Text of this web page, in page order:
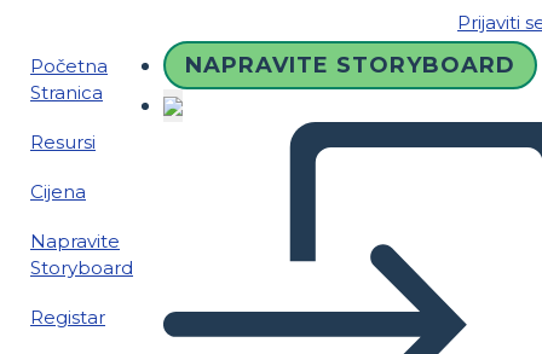
Prijaviti
Početna
Stranica
Resursi
Cijena
Napravite
Storyboard
Registar
NAPRAVITE STORYBOARD